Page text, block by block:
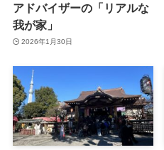
アドバイザーの「リアルな
我が家」
2026年1月30日